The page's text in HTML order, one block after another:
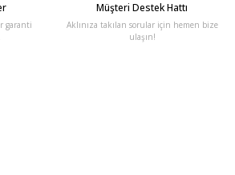
garanti
Müşteri Destek Hattı
Aklınıza takılan sorular için hemen bize
ulaşın!